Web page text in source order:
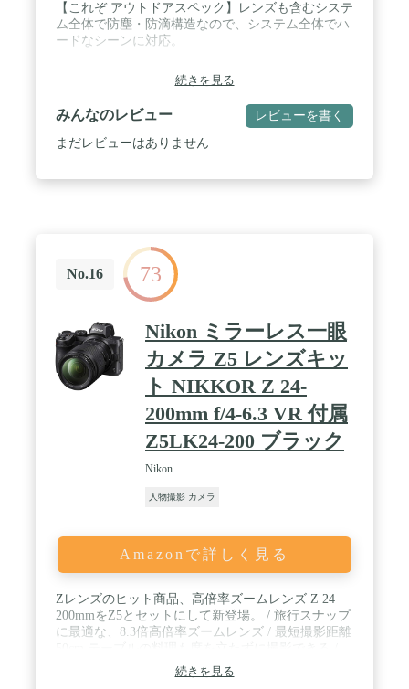
【これぞ アウトドアスペック】レンズも含むシステ
ム全体で防塵・防滴構造なので、システム全体でハ
ードなシーンに対応。
続きを見る
みんなのレビュー レビューを書く
まだレビューはありません
No.16 73
Nikon ミラーレス一眼
カメラ Z5 レンズキッ
ト NIKKOR Z 24-
200mm f/4-6.3 VR 付属
Z5LK24-200 ブラック
Nikon
人物撮影 カメラ
Amazonで詳しく見る
Zレンズのヒット商品、高倍率ズームレンズ Z 24
200mmをZ5とセットにして新登場。 / 旅行スナップ
に最適な、8.3倍高倍率ズームレンズ / 最短撮影距離
5.0段分の安心手振れ補正機能 / 機動力の高いZ5との
組み合わせで、様々にシーンを撮影する旅行などの
続きを見る